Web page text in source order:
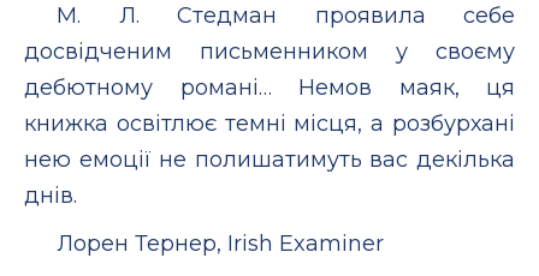
М. Л. Стедман проявила себе
досвідченим письменником у своєму
дебютному романі… Немов маяк, ця
книжка освітлює темні місця, а розбурхані
нею емоції не полишатимуть вас декілька
днів.
Лорен Тернер, Irish Examiner